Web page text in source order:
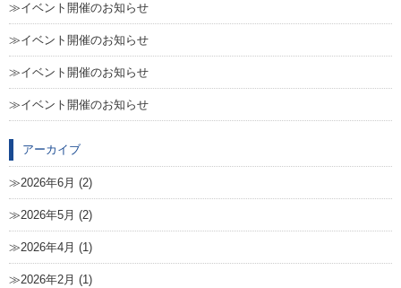
イベント開催のお知らせ
イベント開催のお知らせ
イベント開催のお知らせ
イベント開催のお知らせ
アーカイブ
2026年6月 (2)
2026年5月 (2)
2026年4月 (1)
2026年2月 (1)